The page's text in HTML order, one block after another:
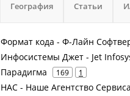
География Статьи
Формат кода - Ф-Лайн
Инфосистемы Джет - Jet
Парадигма 169 1
НАС - Наше Агентство